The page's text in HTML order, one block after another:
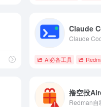
Claude
Claude
AI必备工具
撸空投
Redman自